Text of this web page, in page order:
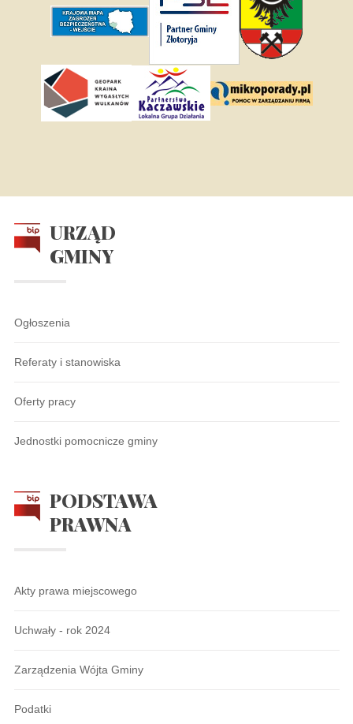
URZĄD
GMINY
Ogłoszenia
Referaty i stanowiska
Oferty pracy
Jednostki pomocnicze gminy
PODSTAWA
PRAWNA
Akty prawa miejscowego
Uchwały - rok 2024
Zarządzenia Wójta Gminy
Podatki